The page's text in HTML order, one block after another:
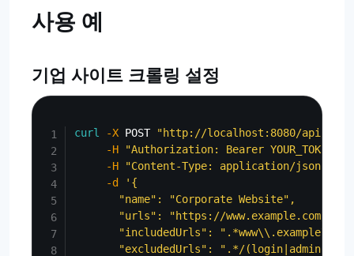
사용 예
기업 사이트 크롤링 설정
curl -X POST "http://localhost:8080/api/
-H
"Authorization: Bearer YOUR_TOKEN"
-H
"Content-Type: application/json"
-d
'{
       "name": "Corporate Website",
       "urls": "https://www.example.com/",
"includedUrls":
"excludedUrls": ".*/